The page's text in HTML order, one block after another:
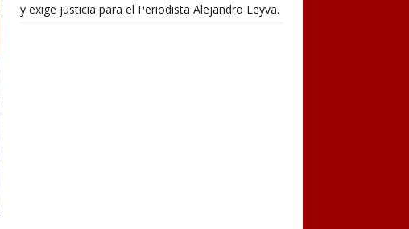
y exige justicia para el Periodista Alejandro Leyva.